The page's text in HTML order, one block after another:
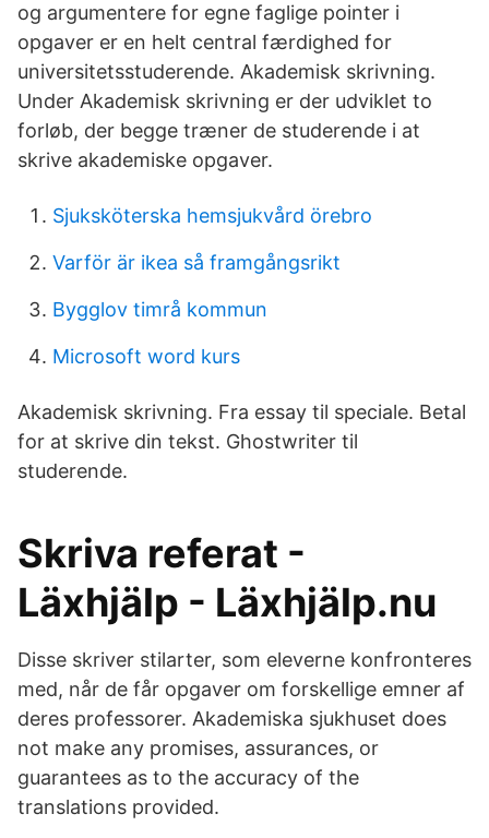
og argumentere for egne faglige pointer i
opgaver er en helt central færdighed for
universitetsstuderende. Akademisk skrivning.
Under Akademisk skrivning er der udviklet to
forløb, der begge træner de studerende i at
skrive akademiske opgaver.
Sjuksköterska hemsjukvård örebro
Varför är ikea så framgångsrikt
Bygglov timrå kommun
Microsoft word kurs
Akademisk skrivning. Fra essay til speciale. Betal
for at skrive din tekst. Ghostwriter til
studerende.
Skriva referat -
Läxhjälp - Läxhjälp.nu
Disse skriver stilarter, som eleverne konfronteres
med, når de får opgaver om forskellige emner af
deres professorer. Akademiska sjukhuset does
not make any promises, assurances, or
guarantees as to the accuracy of the
translations provided.